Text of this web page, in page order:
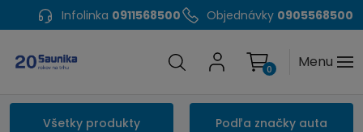
Infolinka 0911568500 Objednávky 0905568500
Menu
0
Všetky produkty Podľa značky auta